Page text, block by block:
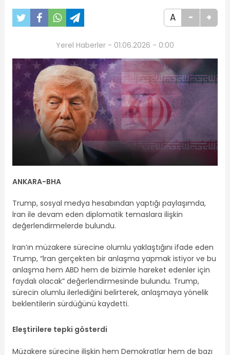
A - +
Yerel Haberler - 01.06.2026 - 0:00
ANKARA-BHA
Trump, sosyal medya hesabından yaptığı paylaşımda,
İran ile devam eden diplomatik temaslara ilişkin
değerlendirmelerde bulundu.
İran’ın müzakere sürecine olumlu yaklaştığını ifade eden
Trump, “İran gerçekten bir anlaşma yapmak istiyor ve bu
anlaşma hem ABD hem de bizimle hareket edenler için
faydalı olacak” değerlendirmesinde bulundu. Trump,
sürecin olumlu ilerlediğini belirterek, anlaşmaya yönelik
beklentilerin sürdüğünü kaydetti.
Eleştirilere tepki gösterdi
Müzakere sürecine ilişkin hem Demokratlar hem de bazı